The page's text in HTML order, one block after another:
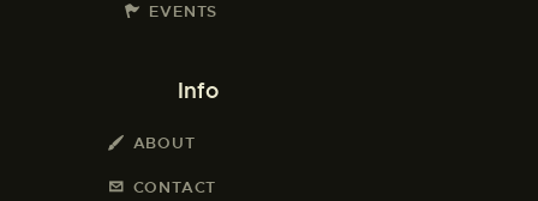
EVENTS
Info
ABOUT
CONTACT